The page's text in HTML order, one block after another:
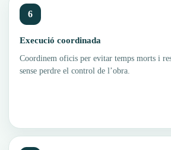
6
Execució coordinada
Coordinem oficis per evitar temps morts i
sense perdre el control de l’obra.